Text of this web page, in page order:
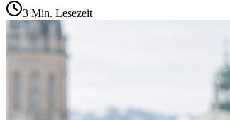
3 Min. Lesezeit